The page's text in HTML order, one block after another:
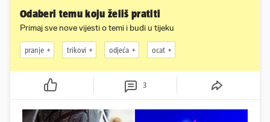
Odaberi temu koju želiš pratiti
Primaj sve nove vijesti o temi i budi u tijeku
pranje trikovi odjeća ocat
3